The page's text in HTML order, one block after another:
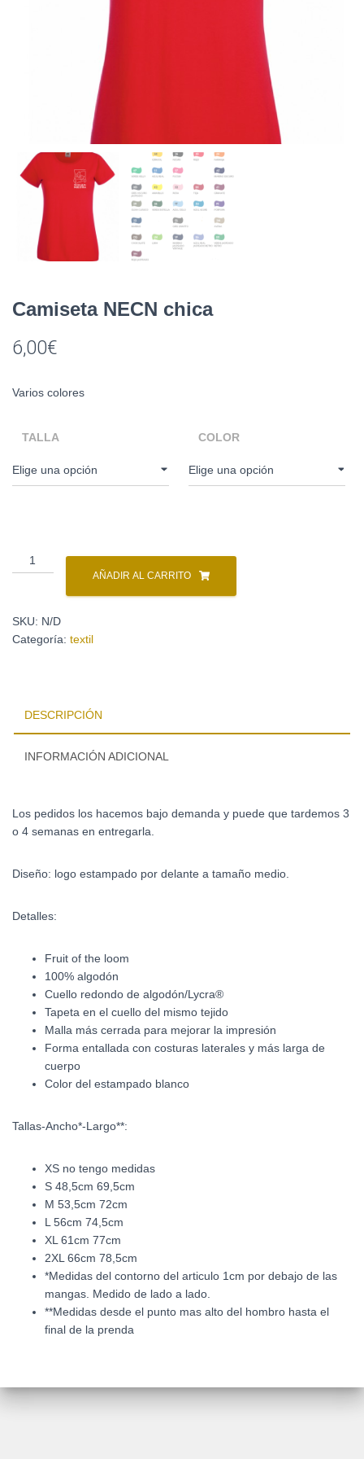
Camiseta NECN chica
6,00€
Varios colores
TALLA COLOR
AÑADIR AL CARRITO
SKU: N/D
Categoría: textil
DESCRIPCIÓN
INFORMACIÓN ADICIONAL
Los pedidos los hacemos bajo demanda y puede que tardemos 3
o 4 semanas en entregarla.
Diseño: logo estampado por delante a tamaño medio.
Detalles:
Fruit of the loom
100% algodón
Cuello redondo de algodón/Lycra®
Tapeta en el cuello del mismo tejido
Malla más cerrada para mejorar la impresión
Forma entallada con costuras laterales y más larga de
cuerpo
Color del estampado blanco
Tallas-Ancho*-Largo**:
XS no tengo medidas
S 48,5cm 69,5cm
M 53,5cm 72cm
L 56cm 74,5cm
XL 61cm 77cm
2XL 66cm 78,5cm
*Medidas del contorno del articulo 1cm por debajo de las
mangas. Medido de lado a lado.
**Medidas desde el punto mas alto del hombro hasta el
final de la prenda